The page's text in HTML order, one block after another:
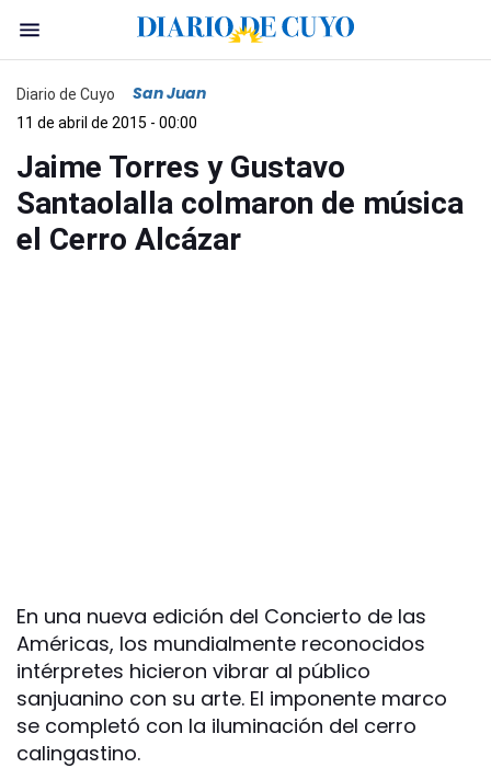
Diario de Cuyo San Juan
11 de abril de 2015 - 00:00
Jaime Torres y Gustavo
Santaolalla colmaron de música
el Cerro Alcázar
En una nueva edición del Concierto de las
Américas, los mundialmente reconocidos
intérpretes hicieron vibrar al público
sanjuanino con su arte. El imponente marco
se completó con la iluminación del cerro
calingastino.